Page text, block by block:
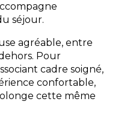
séjour.
agréable, entre
Pour
cadre soigné,
confortable,
cette même